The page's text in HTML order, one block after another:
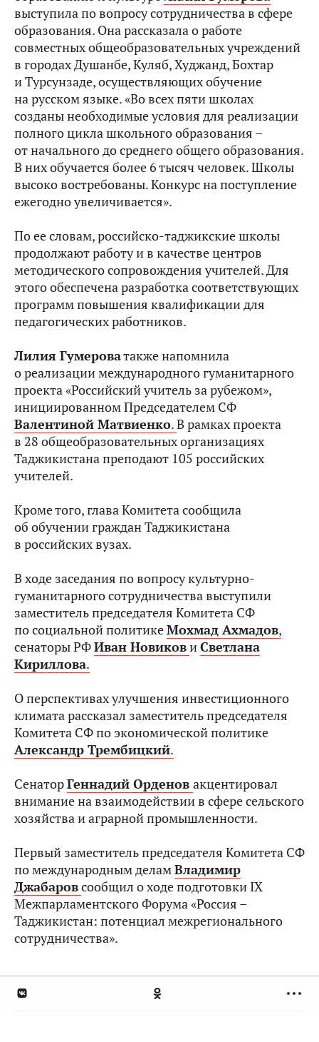
выступила по вопросу сотрудничества в сфере
образования. Она рассказала о работе
совместных общеобразовательных учреждений
в городах Душанбе, Куляб, Худжанд, Бохтар
и Турсунзаде, осуществляющих обучение
на русском языке. «Во всех пяти школах
созданы необходимые условия для реализации
полного цикла школьного образования –
от начального до среднего общего образования.
В них обучается более 6 тысяч человек. Школы
высоко востребованы. Конкурс на поступление
ежегодно увеличивается».
По ее словам, российско-таджикские школы
продолжают работу и в качестве центров
методического сопровождения учителей. Для
этого обеспечена разработка соответствующих
программ повышения квалификации для
педагогических работников.
Лилия Гумероватакже напомнила
о реализации международного гуманитарного
проекта «Российский учитель за рубежом»,
инициированном Председателем СФ
Валентиной Матвиенко.В рамках проекта
в 28 общеобразовательных организациях
Таджикистана преподают 105 российских
учителей.
Кроме того, глава Комитета сообщила
об обучении граждан Таджикистана
в российских вузах.
В ходе заседания по вопросу культурно-
гуманитарного сотрудничества выступили
заместитель председателя Комитета СФ
по социальной политикеМохмад Ахмадов,
сенаторы РФИван НовиковиСветлана
Кириллова.
О перспективах улучшения инвестиционного
климата рассказал заместитель председателя
Комитета СФ по экономической политике
Александр Трембицкий.
СенаторГеннадий Орденов акцентировал
внимание на взаимодействии в сфере сельского
хозяйства и аграрной промышленности.
Первый заместитель председателя Комитета СФ
по международным деламВладимир
Джабаровсообщил о ходе подготовки IX
Межпарламентского Форума «Россия –
Таджикистан: потенциал межрегионального
сотрудничества».